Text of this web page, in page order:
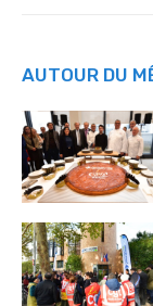
AUTOUR DU